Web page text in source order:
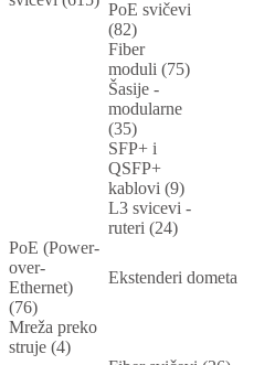
PoE svičevi
(82)
Fiber
moduli (75)
Šasije -
modularne
(35)
SFP+ i
QSFP+
kablovi (9)
L3 svicevi -
ruteri (24)
PoE (Power-
over-
Ethernet)
(76)
Ekstenderi dometa
Mreža preko
struje (4)